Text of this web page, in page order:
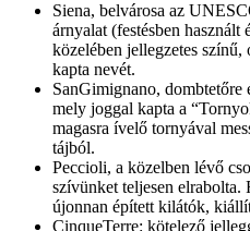
Siena, belvárosa az
árnyalat (festésben használt
közelében jellegzetes
kapta nevét.
SanGimignano,
mely joggal kapta a
magasra ívelő tornyával
tájból.
Peccioli, a közelben lévő
szívünket teljesen
újonnan épített kilátók,
CinqueTerre: kötelező